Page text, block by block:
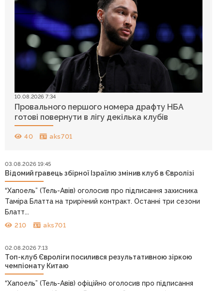
10.08.2026 7:34
Провального першого номера драфту НБА
готові повернути в лігу декілька клубів
40 aks701
03.08.2026 19:45
Відомий гравець збірної Ізраїлю змінив клуб в Євролізі
“Хапоель” (Тель-Авів) оголосив про підписання захисника
Таміра Блатта на трирічний контракт. Останні три сезони
Блатт...
210 aks701
02.08.2026 7:13
Топ-клуб Євроліги посилився результативною зіркою
чемпіонату Китаю
“Хапоель” (Тель-Авів) офіційно оголосив про підписання